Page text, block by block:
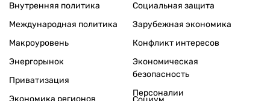
Внутренняя политика
Международная политика
Макроуровень
Энергорынок
Приватизация
Социальная защита
Зарубежная экономика
Конфликт интересов
Экономическая
безопасность
Персоналии